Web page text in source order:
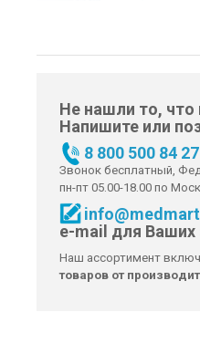
Не нашли то, что
Напишите или
8 800 500 84 27
Звонок бесплатный,
пн-пт 05.00-18.00 по
e-mail для Ваших
Наш ассортимент
товаров от